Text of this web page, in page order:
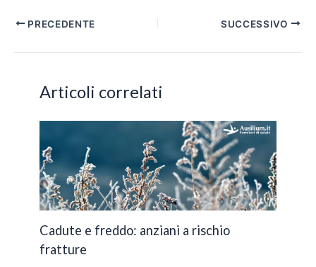
Navigazione
PRECEDENTE SUCCESSIVO
Articoli correlati
Cadute e freddo: anziani a rischio
fratture